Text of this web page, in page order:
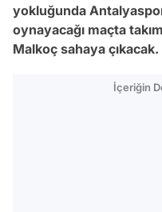
yokluğunda
oynayacağı maçta
Malkoç sahaya çıkacak.
İçeriğin